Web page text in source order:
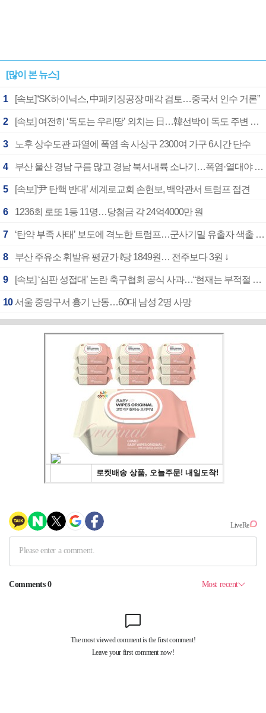
[많이 본 뉴스]
1 [속보]“SK하이닉스, 中패키징공장 매각 검토…중국서 인수 거론”
2 [속보] 여전히 ‘독도는 우리땅’ 외치는 日…韓선박이 독도 주변 해양조사 활동하자 반발
3 노후 상수도관 파열에 폭염 속 사상구 2300여 가구 6시간 단수
4 부산 울산 경남 구름 많고 경남 북서내륙 소나기…폭염·열대야 계속
5 [속보]‘尹 탄핵 반대’ 세계로교회 손현보, 백악관서 트럼프 접견
6 1236회 로또 1등 11명…당첨금 각 24억4000만 원
7 ‘탄약 부족 사태’ 보도에 격노한 트럼프…군사기밀 유출자 색출 지시
8 부산 주유소 휘발유 평균가 ℓ당 1849원… 전주보다 3원 ↓
9 [속보] ‘심판 성접대’ 논란 축구협회 공식 사과…“현재는 부적절 행위 없어”
10 서울 중랑구서 흉기 난동…60대 남성 2명 사망